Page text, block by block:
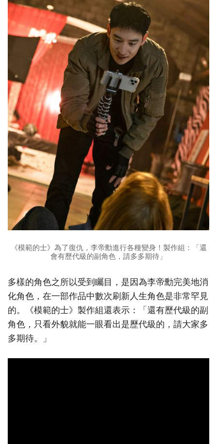
《模範的士》為了復仇，李帝勳進行各種變身！製作組：「還
會有歷代級的副角色，請多多期待」
多樣的角色之所以受到矚目，是因為李帝勳完美地消
化角色，在一部作品中數次刷新人生角色是非常罕見
的。《模範的士》製作組還表示：「還有歷代級的副
角色，只看外貌就能一眼看出是歷代級的，請大家多
多期待。」